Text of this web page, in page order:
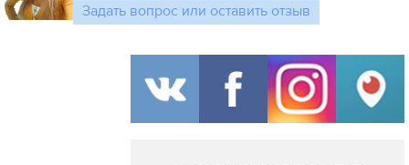
Задать вопрос или оставить отзыв